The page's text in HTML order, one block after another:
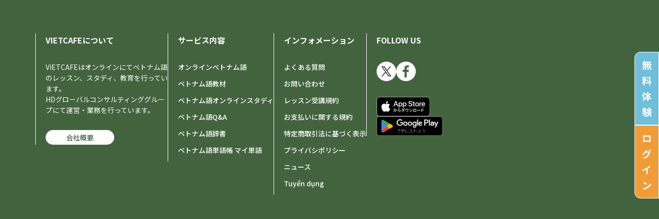
無
料
体
験
ロ
グ
イ
ン
VIETCAFEについて
VIETCAFEはオンラインにてベトナム語
のレッスン、スタディ、教育を行ってい
ます。
HDグローバルコンサルティンググルー
プにて運営・業務を行っています。
会社概要
サービス内容
オンラインベトナム語
ベトナム語教材
ベトナム語オンラインスタディ
ベトナム語Q&A
ベトナム語辞書
ベトナム語単語帳 マイ単語
インフォメーション
よくある質問
お問い合わせ
レッスン受講規約
お支払いに関する規約
特定商取引法に基づく表示
プライバシポリシー
ニュース
Tuyển dụng
FOLLOW US